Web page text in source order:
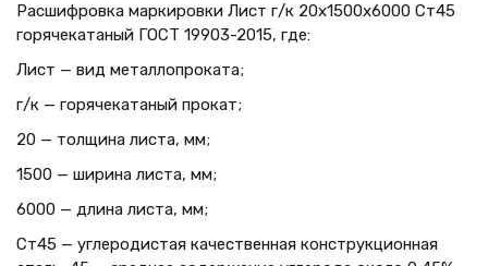
Расшифровка маркировки Лист г/к 20х1500x6000 Ст45
горячекатаный ГОСТ 19903-2015, где:
Лист — вид металлопроката;
г/к — горячекатаный прокат;
20 — толщина листа, мм;
1500 — ширина листа, мм;
6000 — длина листа, мм;
Ст45 — углеродистая качественная конструкционная